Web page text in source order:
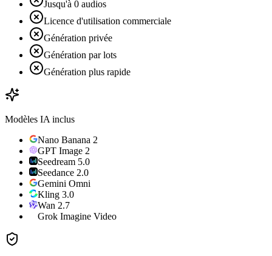
Jusqu'à 0 audios
Licence d'utilisation commerciale
Génération privée
Génération par lots
Génération plus rapide
Modèles IA inclus
Nano Banana 2
GPT Image 2
Seedream 5.0
Seedance 2.0
Gemini Omni
Kling 3.0
Wan 2.7
Grok Imagine Video